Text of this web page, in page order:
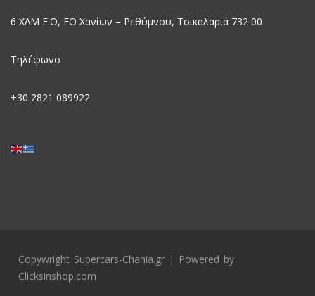
6 ΧΛΜ Ε.Ο, EO Χανίων – Ρεθύμνου, Τσικαλαριά 732 00
Τηλέφωνο
+30 2821 089922
Copywright Supercars-Chania.gr | Powered by
Clicksinshop.com